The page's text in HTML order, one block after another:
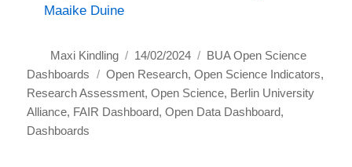
Maaike Duine
Autor
Maxi Kindling
Veröffentlicht
am
14/02/2024 Kategorien
BUA Open Science
Dashboards
Schlagwörter
Open Research, Open Science Indicators,
Research Assessment,Open Science, Berlin University
Alliance, FAIR Dashboard,Open Data Dashboard,
Dashboards